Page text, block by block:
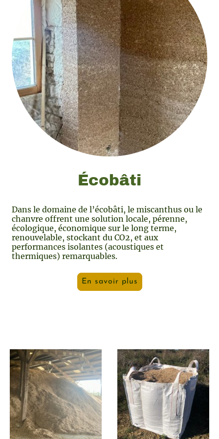
Écobâti
Dans le domaine de l’écobâti, le miscanthus ou le
chanvre offrent une solution locale, pérenne,
écologique, économique sur le long terme,
renouvelable, stockant du CO2, et aux
performances isolantes (acoustiques et
thermiques) remarquables.
En savoir plus